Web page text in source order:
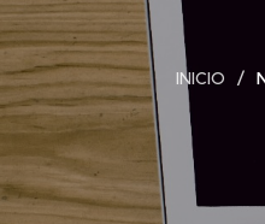
INICIO